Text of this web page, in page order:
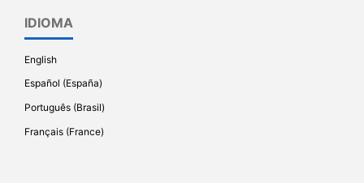
IDIOMA
English
Español (España)
Português (Brasil)
Français (France)